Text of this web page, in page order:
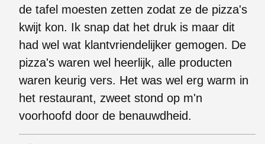
de tafel moesten zetten zodat ze de pizza's
kwijt kon. Ik snap dat het druk is maar dit
had wel wat klantvriendelijker gemogen. De
pizza's waren wel heerlijk, alle producten
waren keurig vers. Het was wel erg warm in
het restaurant, zweet stond op m'n
voorhoofd door de benauwdheid.